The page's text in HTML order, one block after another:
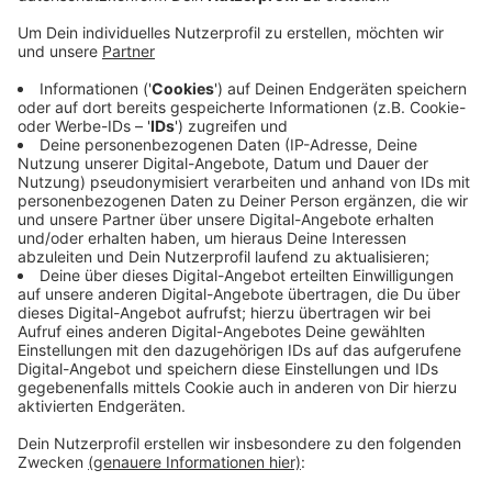
Schulen dagegen protestieren, dass Masken
vorgeschrieben sind. Querdenker wollen Schülern
Logo geben oder ihnen anbieten, unter ihrer Maske
eine CO2-Messung durchzuführen. Wo genau in
Wuppertal das passieren soll, ist unklar. Das NRW-
Schulministerium hat zu den geplanten Aktionen
eine rechtlicheEinschätzungan alle Schulen
verschickt - und sie gebeten, die Schüler frühzeitig
zu informieren. Teile von "Querdenken" haben sich
inzwischen von den Plänen distanziert.
Veröffentlicht:Freitag, 06.11.2020 06:12
Anzeige